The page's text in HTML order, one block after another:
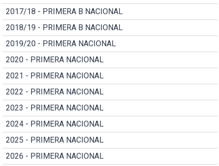
2017/18 - PRIMERA B NACIONAL
2018/19 - PRIMERA B NACIONAL
2019/20 - PRIMERA NACIONAL
2020 - PRIMERA NACIONAL
2021 - PRIMERA NACIONAL
2022 - PRIMERA NACIONAL
2023 - PRIMERA NACIONAL
2024 - PRIMERA NACIONAL
2025 - PRIMERA NACIONAL
2026 - PRIMERA NACIONAL